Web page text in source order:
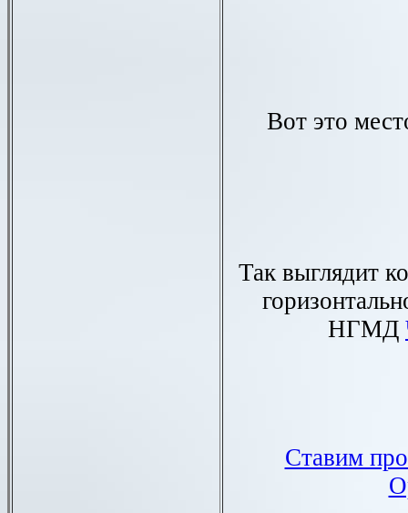
Вот это
Так выглядит
НГМД
Ставим